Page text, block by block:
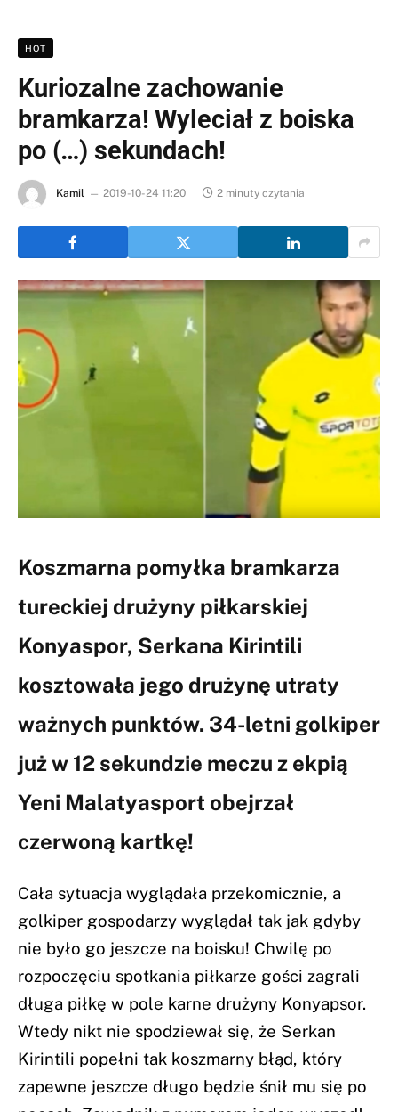
HOT
Kuriozalne zachowanie
bramkarza! Wyleciał z boiska
po (…) sekundach!
Kamil 2019-10-24 11:20 2 minuty czytania
Koszmarna pomyłka bramkarza
tureckiej drużyny piłkarskiej
Konyaspor, Serkana Kirintili
kosztowała jego drużynę utraty
ważnych punktów. 34-letni golkiper
już w 12 sekundzie meczu z ekpią
Yeni Malatyasport obejrzał
czerwoną kartkę!
Cała sytuacja wyglądała przekomicznie, a
golkiper gospodarzy wyglądał tak jak gdyby
nie było go jeszcze na boisku! Chwilę po
rozpoczęciu spotkania piłkarze gości zagrali
długa piłkę w pole karne drużyny Konyapsor.
Wtedy nikt nie spodziewał się, że Serkan
Kirintili popełni tak koszmarny błąd, który
zapewne jeszcze długo będzie śnił mu się po